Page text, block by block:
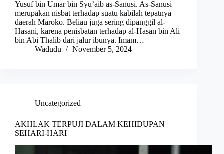
Yusuf bin Umar bin Syu’aib as-Sanusi. As-Sanusi
merupakan nisbat terhadap suatu kabilah tepatnya
daerah Maroko. Beliau juga sering dipanggil al-
Hasani, karena penisbatan terhadap al-Hasan bin Ali
bin Abi Thalib dari jalur ibunya. Imam…
Wadudu
November 5, 2024
Uncategorized
AKHLAK TERPUJI DALAM KEHIDUPAN
SEHARI-HARI